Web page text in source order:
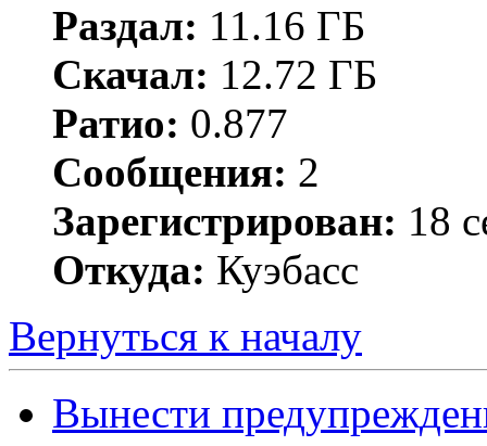
Раздал: 11.16 ГБ
Скачал: 12.72 ГБ
Ратио: 0.877
Сообщения: 2
Зарегистрирован: 18
Откуда: Куэбасс
Вернуться к началу
Вынести